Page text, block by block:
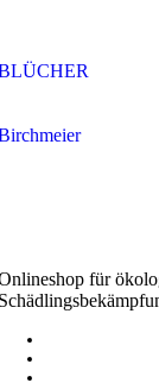
für